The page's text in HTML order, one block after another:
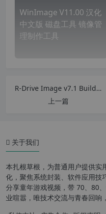
WinImage V11.00 汉化
中文版 磁盘工具 镜像管
理制作工具
R-Drive Image v7.1 Build 7107 (磁盘备份工具) 附激活教程+注册机
上一篇
软
特
关于我们
本扎根草根，为普通用户提供实
化，聚焦系统封装、软件应用技
分享童年游戏视频，带 70、80
业喧嚣，唯技术交流与青春回响